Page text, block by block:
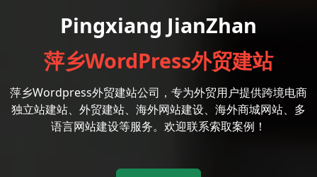
Pingxiang JianZhan
萍乡WordPress外贸建站
萍乡Wordpress外贸建站公司，专为外贸用户提供跨境电商
独立站建站、外贸建站、海外网站建设、海外商城网站、多
语言网站建设等服务。欢迎联系索取案例！